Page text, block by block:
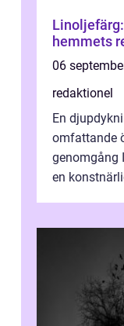
hemmets
06
redaktionel
En
omfattande
genomgång
en